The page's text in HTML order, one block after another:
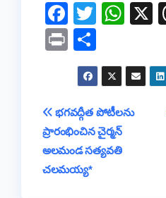
F
a
c
e
b
o
o
k
T
er
W
s
A
Pr
in h
ar
e
Post
navigation
భగవద్గీత పోటీలను
ప్రారంభించిన చైర్మన్
అలమండ సత్యవతి
చలమయ్య*